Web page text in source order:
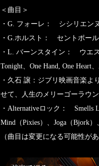
＜曲目＞
・G. フォーレ： シシリエン
・G.ホルスト： セントポー
・L. バーンスタイン： ウエ
Tonight、One Hand, One Heart
・久石 譲：ジブリ映画音楽
せて、人生のメリーゴーラウ
・Alternativeロック： Smells
Mind（Pixies）、Joga（Bjork）
（曲目は変更になる可能性が